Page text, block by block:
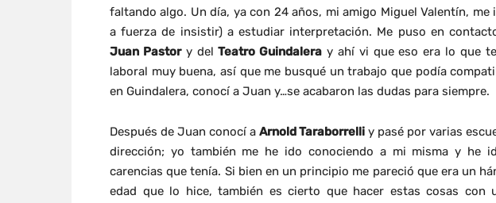
faltando algo. Un día, ya con 24 años, mi amigo Miguel Valentín, me
a fuerza de insistir) a estudiar interpretación. Me puso en
Juan Pastory delTeatro Guindalera y ahí vi que eso era lo que
laboral muy buena, así que me busqué un trabajo que podía
en Guindalera, conocí a Juan y…se acabaron las dudas para siempre.
Después de Juan conocí a Arnold Taraborrelli y pasé por varias
dirección; yo también me he ido conociendo a mi misma y he
carencias que tenía. Si bien en un principio me pareció que era un
edad que lo hice, también es cierto que hacer estas cosas con